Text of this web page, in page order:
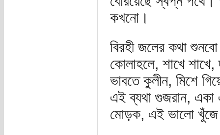
কখনো।
বিরহী জলের কথা
কোলাহলে, শাখে
ভাবতে কুলীন, মিশে
এই ব্যথা গুজরান, একা
মোড়ক, এই ভালো খুঁজে